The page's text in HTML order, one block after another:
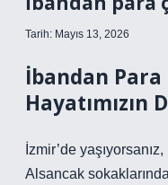
Tarih: Mayıs 13, 2026
İbandan
Hayatımızın
İzmir’de
Alsancak